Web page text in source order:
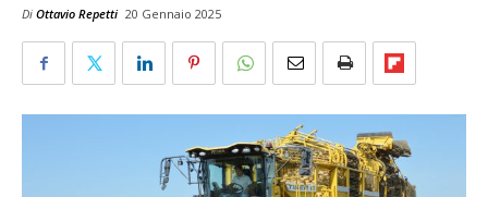
Di Ottavio Repetti 20 Gennaio 2025